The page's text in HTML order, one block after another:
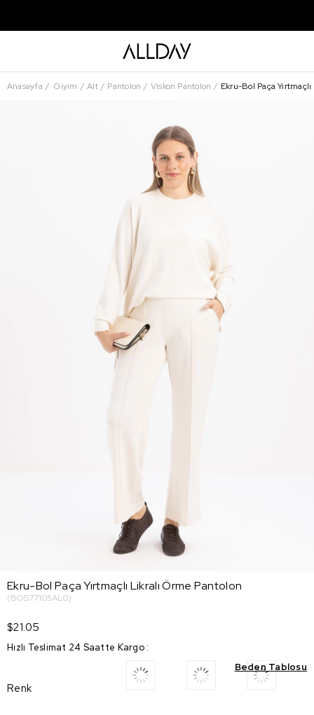
Anasayfa Giyim Alt Pantolon Viskon Pantolon Ekru-Bol Paça
Ekru-Bol Paça Yırtmaçlı Likralı Örme Pantolon
(BOS77105AL0)
$21.05
Hızlı Teslimat 24 Saatte Kargo :
Beden Tablosu
Renk